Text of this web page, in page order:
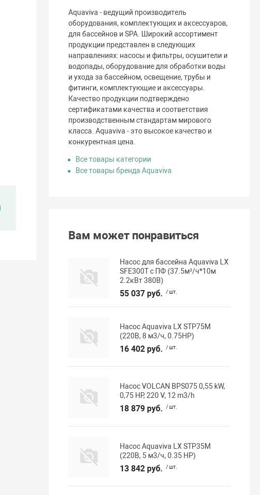
Aquaviva - ведущий производитель
оборудования, комплектующих и аксессуаров,
для бассейнов и SPA. Широкий ассортимент
продукции представлен в следующих
направлениях: насосы и фильтры, осушители и
водопады, оборудование для обработки воды
и ухода за бассейном, освещение, трубы и
фитинги, комплектующие и аксессуары.
Качество продукции подтверждено
сертификатами качества и соответствия
производственным стандартам мирового
класса. Aquaviva - это высокое качество и
конкурентная цена.
Все товары категории
Все товары бренда Aquaviva
Вам может понравиться
Насос для бассейна Aquaviva LX
SFE300T с ПФ (37.5м³/ч*10м
2.2кВт 380В)
55 037 руб. / шт.
Насос Aquaviva LX STP75M
(220В, 8 м3/ч, 0.75HP)
16 402 руб. / шт.
Насос VOLCAN BPS075 0,55 kW,
0,75 HP, 220 V, 12 m3/h
18 879 руб. / шт.
Насос Aquaviva LX STP35M
(220В, 5 м3/ч, 0.35 HP)
13 842 руб. / шт.